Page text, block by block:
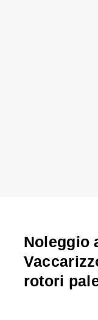
Noleggio
rotori